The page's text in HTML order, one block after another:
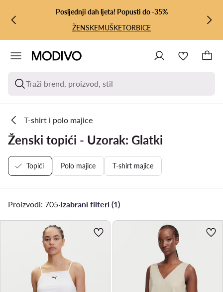
PRIJEĐI NA GLAVNI SADRŽAJ
PRIJEĐI NA PRETRAŽIVANJE
Posljednji dah ljeta! Popusti do -35%
ŽENSKEMUŠKETORBICE
Traži brend, proizvod, stil
T-shirt i polo majice
Ženski topići - Uzorak: Glatki
Topići Polo majice T-shirt majice
Proizvodi: 705·Izabrani filteri (1)